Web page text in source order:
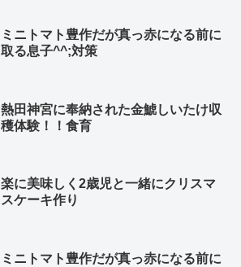
ミニトマト豊作だが真っ赤になる前に
取る息子^^;対策
熱田神宮に奉納された金鯱しいたけ収
穫体験！！食育
楽に美味しく2歳児と一緒にクリスマ
スケーキ作り
ミニトマト豊作だが真っ赤になる前に